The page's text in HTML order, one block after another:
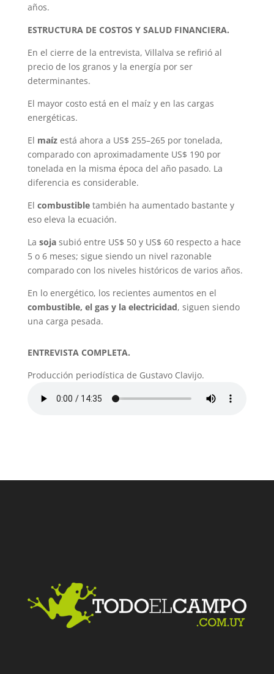
años.
ESTRUCTURA DE COSTOS Y SALUD FINANCIERA.
En el cierre de la entrevista, Villalva se refirió al
precio de los granos y la energía por ser
determinantes.
El mayor costo está en el maíz y en las cargas
energéticas.
El maízestá ahora a US$ 255–265 por tonelada,
comparado con aproximadamente US$ 190 por
tonelada en la misma época del año pasado. La
diferencia es considerable.
El combustibletambién ha aumentado bastante y
eso eleva la ecuación.
La sojasubió entre US$ 50 y US$ 60 respecto a hace
5 o 6 meses; sigue siendo un nivel razonable
comparado con los niveles históricos de varios años.
En lo energético, los recientes aumentos en el
combustible, el gas y la electricidad, siguen siendo
una carga pesada.
ENTREVISTA COMPLETA.
Producción periodística de Gustavo Clavijo.